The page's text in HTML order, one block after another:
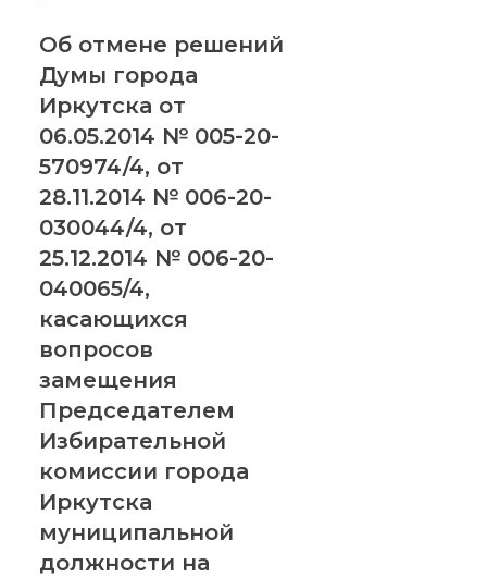
Об отмене решений
Думы города
Иркутска от
06.05.2014 № 005-20-
570974/4, от
28.11.2014 № 006-20-
030044/4, от
25.12.2014 № 006-20-
040065/4,
касающихся
вопросов
замещения
Председателем
Избирательной
комиссии города
Иркутска
муниципальной
должности на